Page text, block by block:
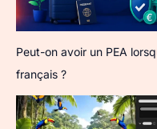
Peut-on avoir un PEA
français ?